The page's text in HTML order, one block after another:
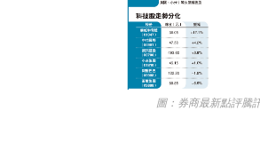
圖：券商最新點評騰